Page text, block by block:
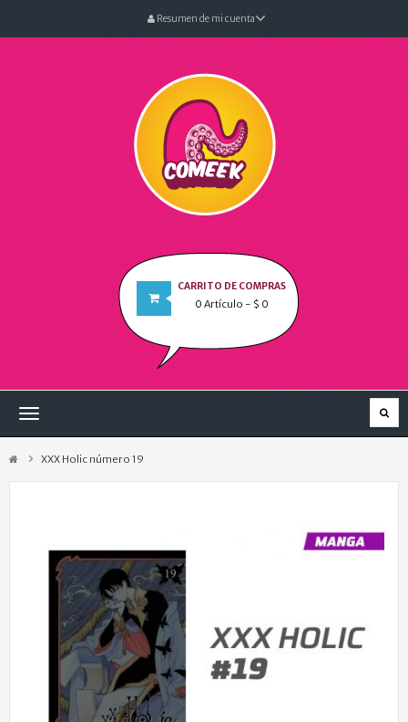
Resumen de mi cuenta
CARRITO DE COMPRAS
0 Artículo - $ 0
Navegación
XXX Holic número 19